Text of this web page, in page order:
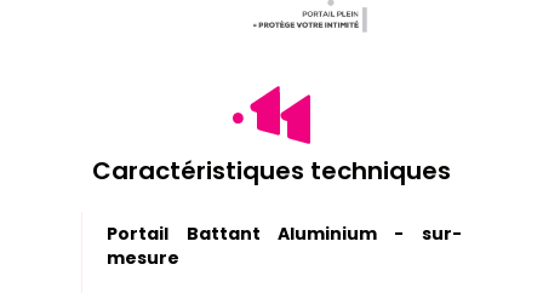
Caractéristiques techniques
Portail Battant Aluminium - sur-
mesure